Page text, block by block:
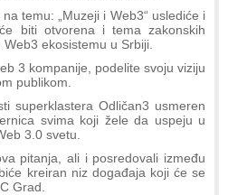
temu: „Muzeji i Web3“ uslediće i
biti otvorena i tema zakonskih
ekosistemu u Srbiji.
3 kompanije, podelite svoju viziju
publikom.
superklastera Odličan3 usmeren
svima koji žele da uspeju u
3.0 svetu.
pitanja, ali i posredovali između
kreiran niz događaja koji će se
Grad.